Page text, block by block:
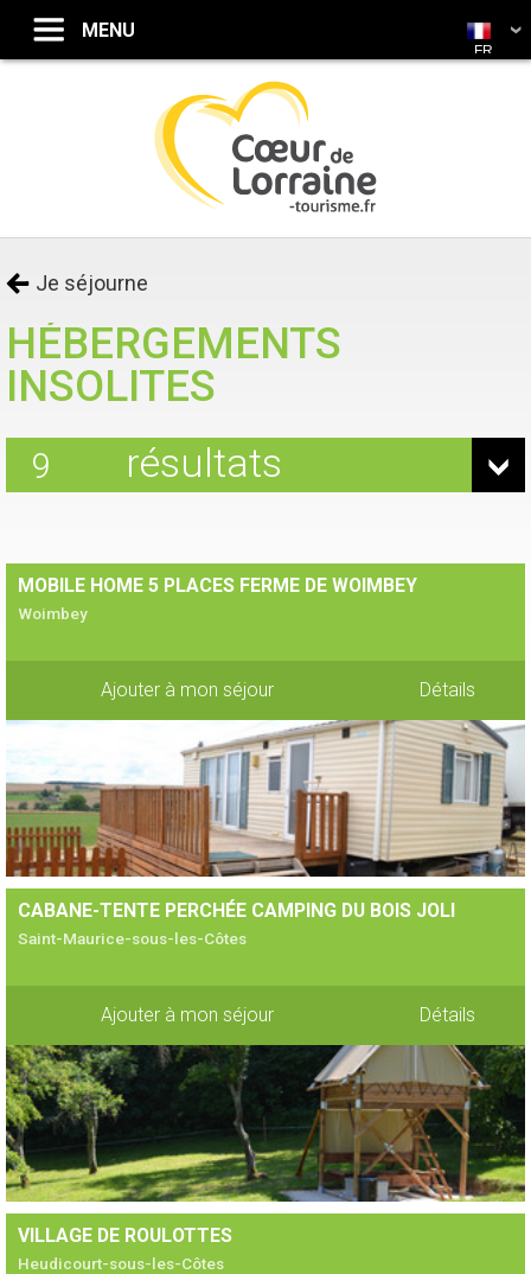
Je séjourne
HÉBERGEMENTS
INSOLITES
résultats
9
MOBILE HOME 5 PLACES FERME DE WOIMBEY
Woimbey
Ajouter à mon séjour Détails
CABANE-TENTE PERCHÉE CAMPING DU BOIS JOLI
Saint-Maurice-sous-les-Côtes
Ajouter à mon séjour Détails
VILLAGE DE ROULOTTES
Heudicourt-sous-les-Côtes
FR